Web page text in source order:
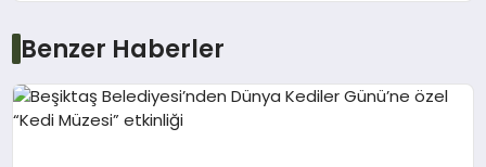
Benzer Haberler